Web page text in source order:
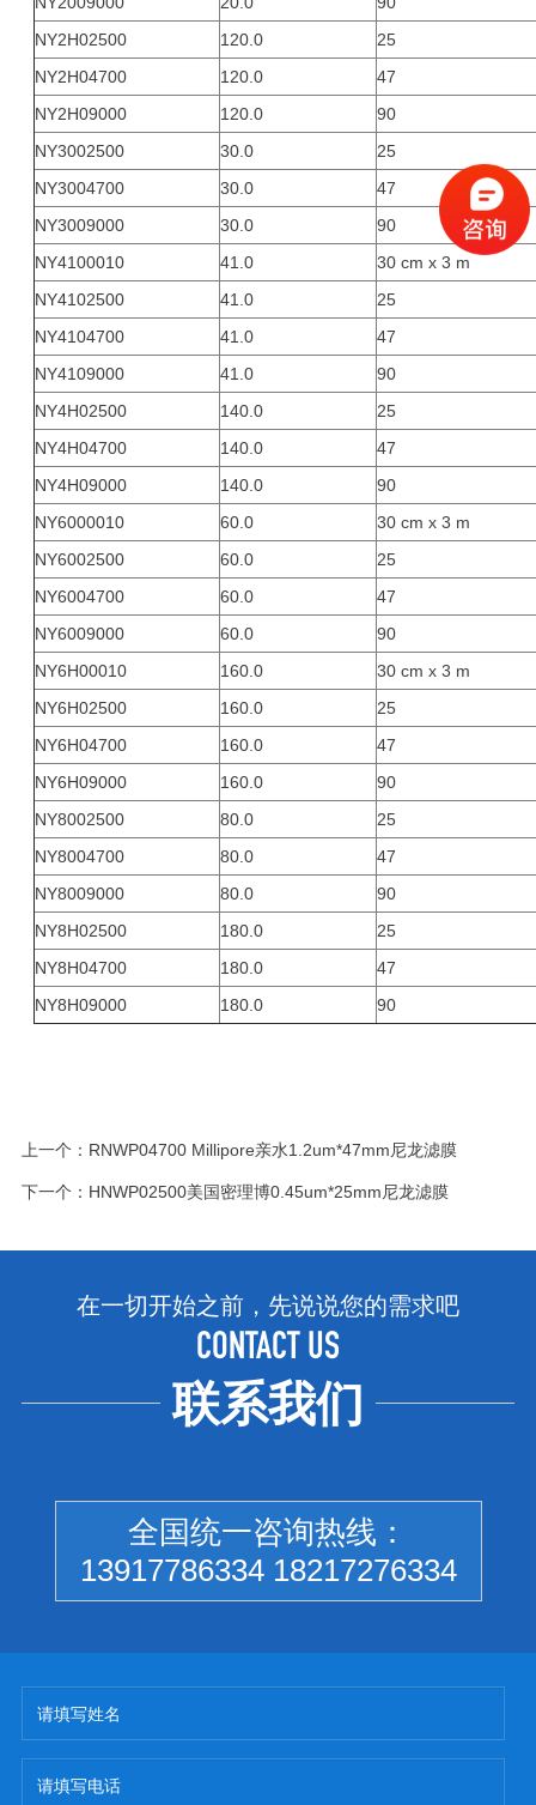
NY2H02500
120.0
25
NY2H04700
120.0
47
NY2H09000
120.0
90
NY3002500
30.0
25
NY3004700
30.0
47
NY3009000
30.0
90
NY4100010
41.0
30 cm x 3 m
NY4102500
41.0
25
NY4104700
41.0
47
NY4109000
41.0
90
NY4H02500
140.0
25
NY4H04700
140.0
47
NY4H09000
140.0
90
NY6000010
60.0
30 cm x 3 m
NY6002500
60.0
25
NY6004700
60.0
47
NY6009000
60.0
90
NY6H00010
160.0
30 cm x 3 m
NY6H02500
160.0
25
NY6H04700
160.0
47
NY6H09000
160.0
90
NY8002500
80.0
25
NY8004700
80.0
47
NY8009000
80.0
90
NY8H02500
180.0
25
NY8H04700
180.0
47
NY8H09000
180.0 90
上一个： RNWP04700 Millipore亲水1.2um*47mm尼龙滤膜
下一个： HNWP02500美国密理博0.45um*25mm尼龙滤膜
在一切开始之前，先说说您的需求吧
CONTACT US
联系我们
全国统一咨询热线：
13917786334 18217276334